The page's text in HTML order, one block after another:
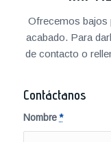
Ofrecemos bajos
acabado. Para
de contacto o
Contáctanos
Nombre*